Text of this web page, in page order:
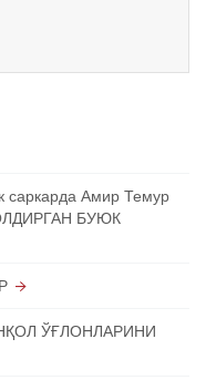
саркарда Амир Темур
БУЮК
ЎҒЛОНЛАРИНИ